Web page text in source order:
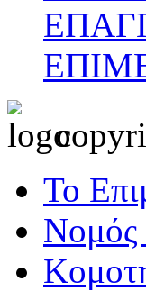
Το
Νομός